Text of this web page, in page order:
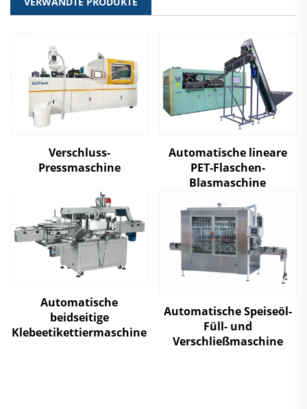
Verschluss-
Pressmaschine
Automatische lineare
PET-Flaschen-
Blasmaschine
Automatische
beidseitige
Klebeetikettiermaschine
Automatische Speiseöl-
Füll- und
Verschließmaschine